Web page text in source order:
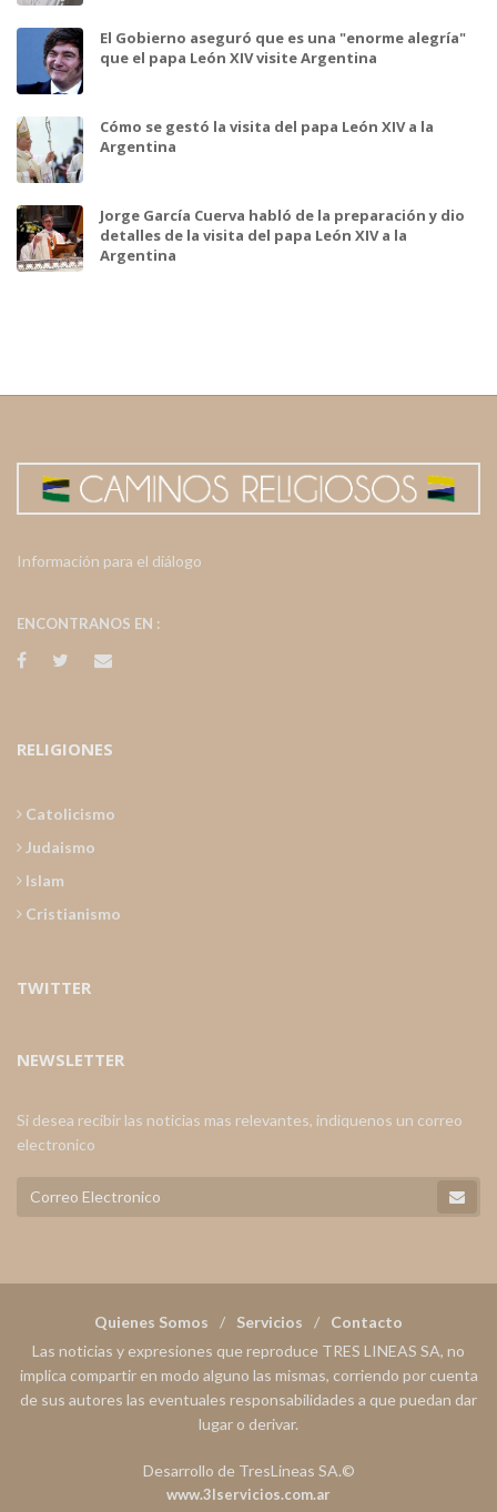
El Gobierno aseguró que es una "enorme alegría"
que el papa León XIV visite Argentina
Cómo se gestó la visita del papa León XIV a la
Argentina
Jorge García Cuerva habló de la preparación y dio
detalles de la visita del papa León XIV a la
Argentina
Información para el diálogo
ENCONTRANOS EN :
RELIGIONES
Catolicismo
Judaismo
Islam
Cristianismo
TWITTER
NEWSLETTER
Si desea recibir las noticias mas relevantes, indiquenos un correo
electronico
Quienes Somos Servicios
Contacto
Las noticias y expresiones que reproduce TRES LINEAS SA, no
implica compartir en modo alguno las mismas, corriendo por cuenta
de sus autores las eventuales responsabilidades a que puedan dar
lugar o derivar.
Desarrollo de TresLineas SA.©
www.3lservicios.com.ar